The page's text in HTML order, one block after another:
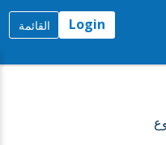
Login القائمة